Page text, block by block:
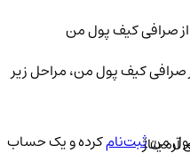
صرافی کیف پول من
صرافی کیف پول من، مراحل زیر
منثبت‌نامکرده و یک حساب